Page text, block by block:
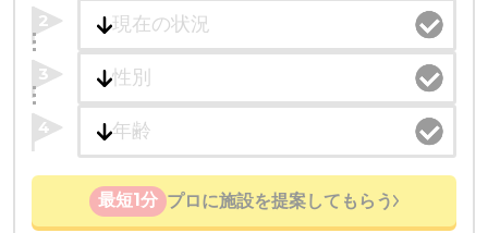
2
3
4
最短1分 プロに施設を提案してもらう